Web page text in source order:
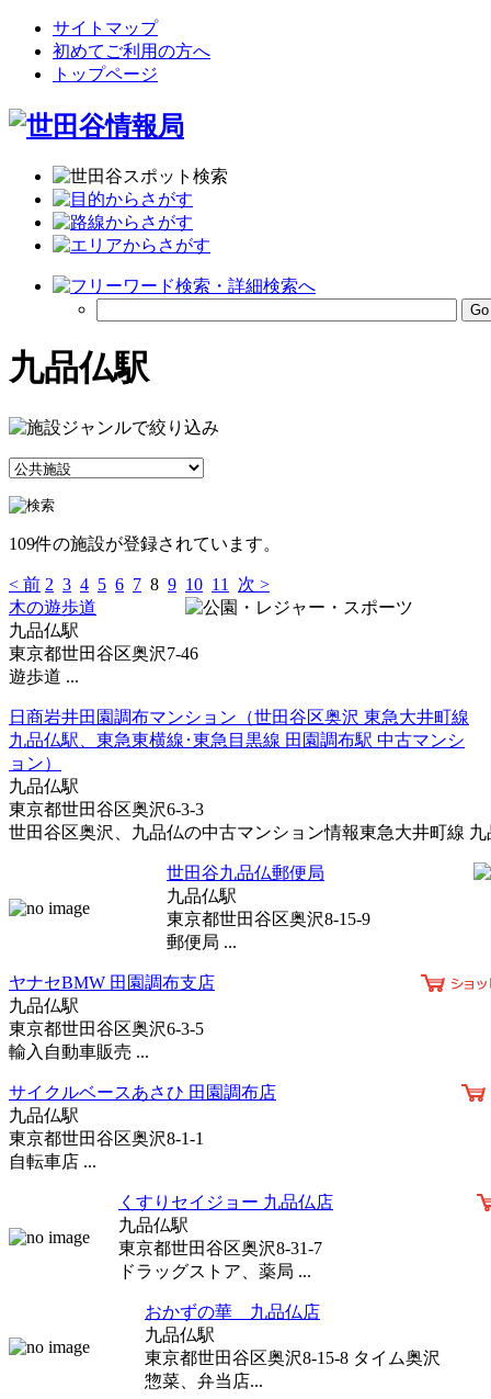
サイトマップ
初めてご利用の方へ
トップページ
九品仏駅
109件の施設が登録されています。
< 前 2 3 4 5 6 7 8 9 10 11
次 >
木の遊歩道
九品仏駅
東京都世田谷区奥沢7-46
遊歩道 ...
日商岩井田園調布マンション（世田谷区奥沢 東急大井町線
九品仏駅、東急東横線･東急目黒線 田園調布駅 中古マンシ
ョン）
九品仏駅
東京都世田谷区奥沢6-3-3
世田谷区奥沢、九品仏の中古マンション情報東急大井町線 九
世田谷九品仏郵便局
九品仏駅
東京都世田谷区奥沢8-15-9
郵便局 ...
ヤナセBMW 田園調布支店
九品仏駅
東京都世田谷区奥沢6-3-5
輸入自動車販売 ...
サイクルベースあさひ 田園調布店
九品仏駅
東京都世田谷区奥沢8-1-1
自転車店 ...
くすりセイジョー 九品仏店
九品仏駅
東京都世田谷区奥沢8-31-7
ドラッグストア、薬局 ...
おかずの華 九品仏店
九品仏駅
東京都世田谷区奥沢8-15-8 タイム奥沢
惣菜、弁当店...